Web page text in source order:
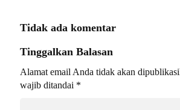
Tidak ada komentar
Tinggalkan Balasan
Alamat email Anda tidak akan
wajib ditandai *